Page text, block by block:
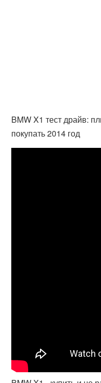
BMW X1 тест драйв:
покупать 2014 год